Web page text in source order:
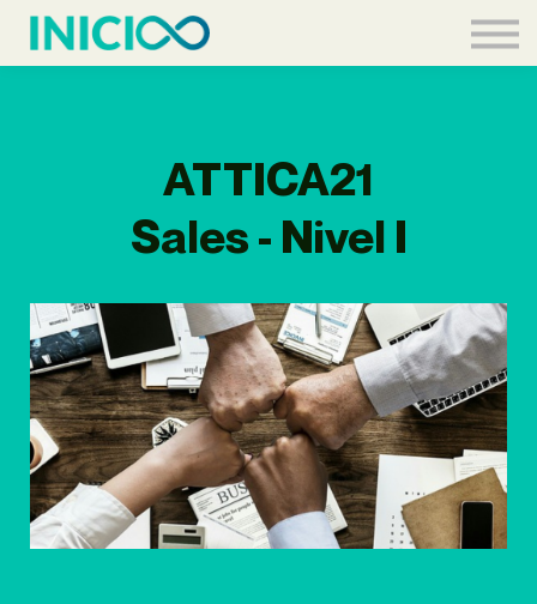
ATTICA21
Sales - Nivel I